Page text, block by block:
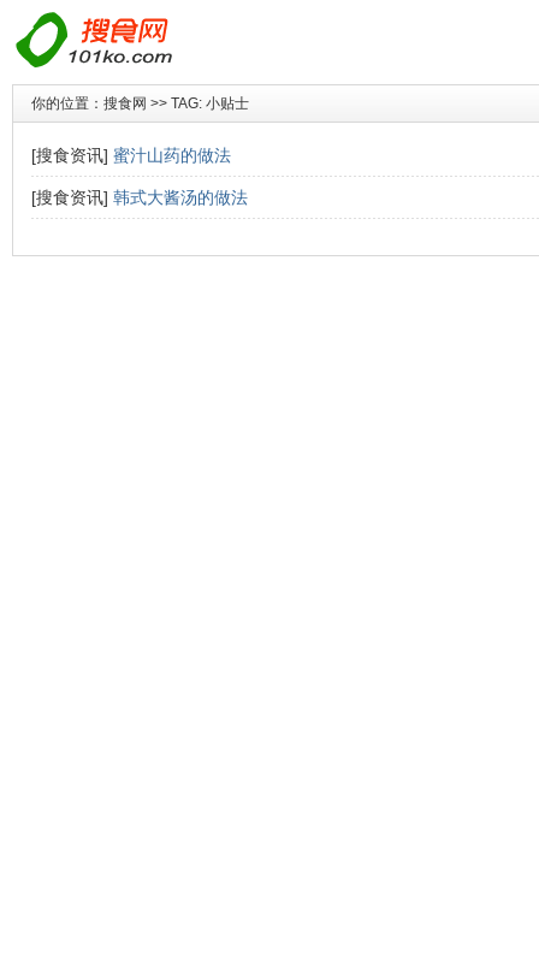
你的位置： 搜食网 >> TAG: 小贴士
[搜食资讯] 蜜汁山药的做法
[搜食资讯] 韩式大酱汤的做法